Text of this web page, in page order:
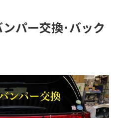
パー交換･バック